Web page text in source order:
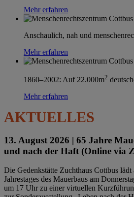
Mehr erfahren
Anschaulich, nah und
Mehr erfahren
1860–2002: Auf 22.000m2
Mehr erfahren
AKTUELLES
13. August 2026 | 65 Jahre
und nach der Haft (Online via
Die Gedenkstätte Zuchthaus Cottbus lädt
Jahrestages des Mauerbaus am
um 17 Uhr zu einer virtuellen